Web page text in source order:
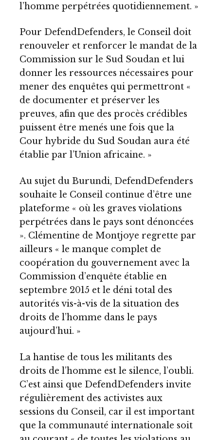
l’homme perpétrées quotidiennement. »
Pour DefendDefenders, le Conseil doit
renouveler et renforcer le mandat de la
Commission sur le Sud Soudan et lui
donner les ressources nécessaires pour
mener des enquêtes qui permettront «
de documenter et préserver les
preuves, afin que des procès crédibles
puissent être menés une fois que la
Cour hybride du Sud Soudan aura été
établie par l’Union africaine. »
Au sujet du Burundi, DefendDefenders
souhaite le Conseil continue d’être une
plateforme « où les graves violations
perpétrées dans le pays sont dénoncées
». Clémentine de Montjoye regrette par
ailleurs « le manque complet de
coopération du gouvernement avec la
Commission d’enquête établie en
septembre 2015 et le déni total des
autorités vis-à-vis de la situation des
droits de l’homme dans le pays
aujourd’hui. »
La hantise de tous les militants des
droits de l’homme est le silence, l’oubli.
C’est ainsi que DefendDefenders invite
régulièrement des activistes aux
sessions du Conseil, car il est important
que la communauté internationale soit